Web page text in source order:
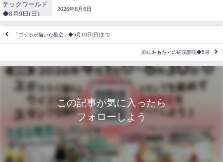
2026年8月6日
「ゴッホが描いた星空」◆5月10日(日)まで
郡山おもちゃの病院開院◆5月
この記事が気に入ったら
フォローしよう